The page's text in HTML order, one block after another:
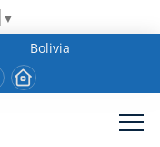
▼
Bolivia